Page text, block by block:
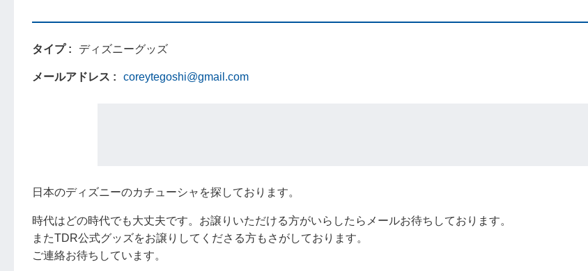
タイプ ディズニーグッズ
メールアドレス coreytegoshi@gmail.com
日本のディズニーのカチューシャを探しております。
時代はどの時代でも大丈夫です。お譲りいただける方がいらしたらメールお待ちしております。
またTDR公式グッズをお譲りしてくださる方もさがしております。
ご連絡お待ちしています。